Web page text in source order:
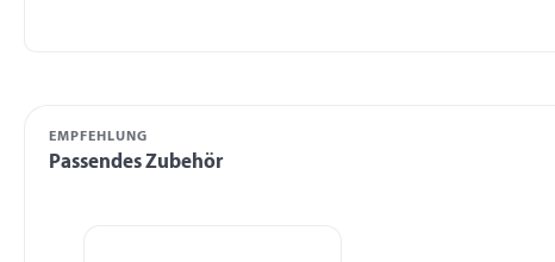
EMPFEHLUNG
Passendes Zubehör